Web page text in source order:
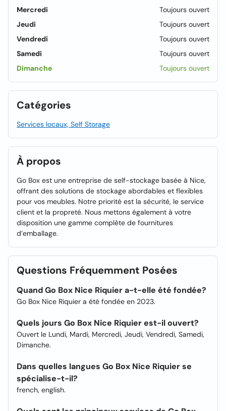
Mercredi
Toujours ouvert
Jeudi
Toujours ouvert
Vendredi
Toujours ouvert
Samedi
Toujours ouvert
Dimanche
Toujours ouvert
Catégories
Services locaux, Self Storage
À propos
Go Box est une entreprise de self-stockage basée à Nice,
offrant des solutions de stockage abordables et flexibles
pour vos meubles. Notre priorité est la sécurité, le service
client et la propreté. Nous mettons également à votre
disposition une gamme complète de fournitures
d’emballage.
Questions Fréquemment Posées
Quand Go Box Nice Riquier a-t-elle été fondée?
Go Box Nice Riquier a été fondée en 2023.
Quels jours Go Box Nice Riquier est-il ouvert?
Ouvert le Lundi, Mardi, Mercredi, Jeudi, Vendredi, Samedi,
Dimanche.
Dans quelles langues Go Box Nice Riquier se
spécialise-t-il?
french, english.